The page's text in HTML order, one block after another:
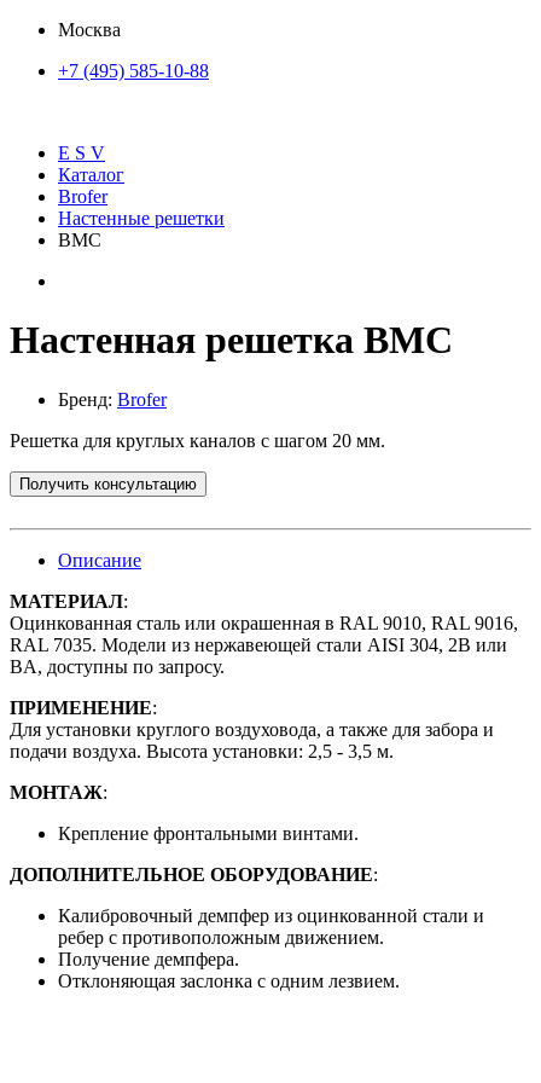
Москва
+7 (495) 585-10-88
E S V
Каталог
Brofer
Настенные решетки
BMC
Настенная решетка BMC
Бренд: Brofer
Решетка для круглых каналов с шагом 20 мм.
Получить консультацию
Описание
МАТЕРИАЛ:
Оцинкованная сталь или окрашенная в RAL 9010, RAL 9016,
RAL 7035. Модели из нержавеющей стали AISI 304, 2B или
BA, доступны по запросу.
ПРИМЕНЕНИЕ:
Для установки круглого воздуховода, а также для забора и
подачи воздуха. Высота установки: 2,5 - 3,5 м.
МОНТАЖ:
Крепление фронтальными винтами.
ДОПОЛНИТЕЛЬНОЕ ОБОРУДОВАНИЕ:
Калибровочный демпфер из оцинкованной стали и
ребер с противоположным движением.
Получение демпфера.
Отклоняющая заслонка с одним лезвием.